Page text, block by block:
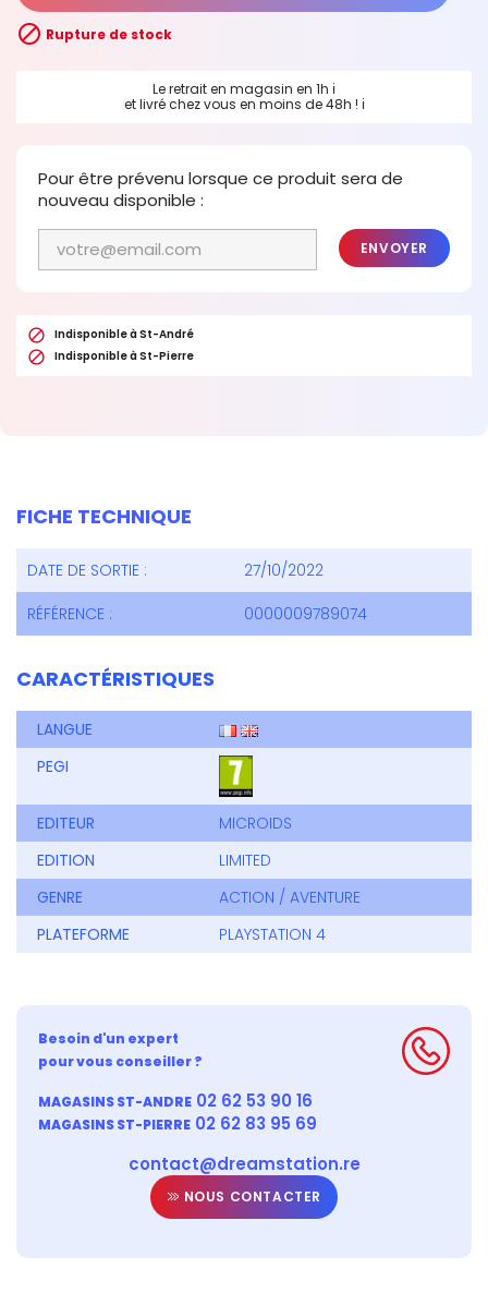
 Rupture de stock
Le retrait en magasin en 1h ℹ
et livré chez vous en moins de 48h ! ℹ
Pour être prévenu lorsque ce produit sera de
nouveau disponible :
ENVOYER
 Indisponible à St-André
 Indisponible à St-Pierre
FICHE TECHNIQUE
DATE DE SORTIE :
27/10/2022
RÉFÉRENCE :
0000009789074
CARACTÉRISTIQUES
LANGUE
PEGI
EDITEUR
MICROIDS
EDITION
LIMITED
GENRE
ACTION / AVENTURE
PLATEFORME
PLAYSTATION 4
Besoin d'un expert
pour vous conseiller ?
MAGASINS ST-ANDRE 02 62 53 90 16
MAGASINS ST-PIERRE 02 62 83 95 69
contact@dreamstation.re
NOUS CONTACTER